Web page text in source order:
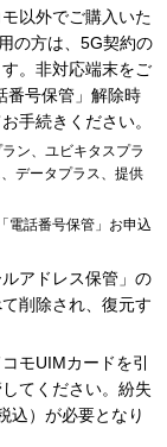
以外でご購入いた
の方は、5G契約の
。非対応端末をご
番号保管」解除時
手続きください。
ン、ユビキタスプラ
データプラス、提供
電話番号保管」お申込
アドレス保管」の
削除され、復元す
モUIMカードを引
てください。紛失
込）が必要となり